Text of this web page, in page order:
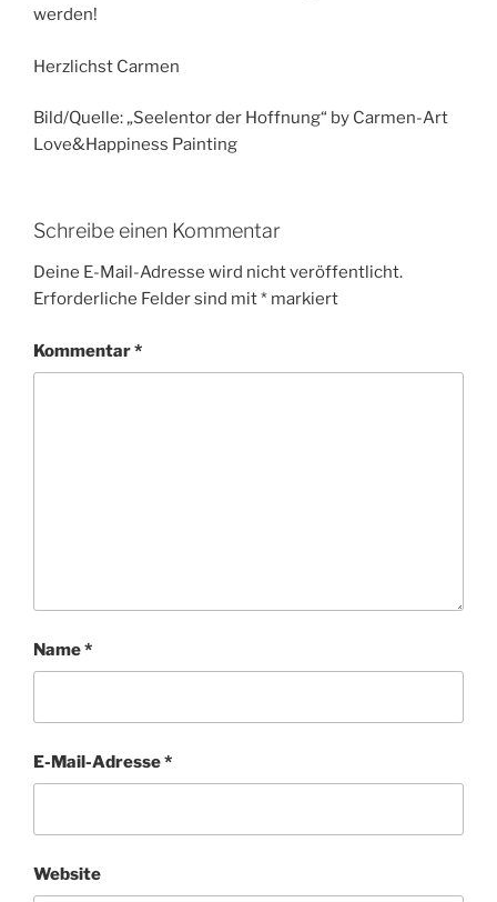
werden!
Herzlichst Carmen
Bild/Quelle: „Seelentor der Hoffnung“ by Carmen-Art
Love&Happiness Painting
Schreibe einen Kommentar
Deine E-Mail-Adresse wird nicht veröffentlicht.
Erforderliche Felder sind mit* markiert
Kommentar*
Name*
E-Mail-Adresse*
Website